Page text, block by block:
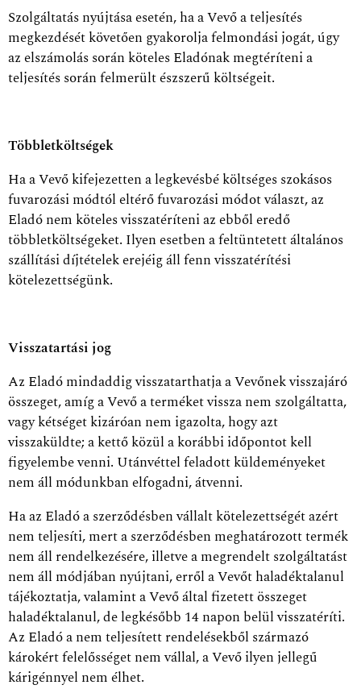
Szolgáltatás nyújtása esetén, ha a Vevő a teljesítés
megkezdését követően gyakorolja felmondási jogát, úgy
az elszámolás során köteles Eladónak megtéríteni a
teljesítés során felmerült észszerű költségeit.
Többletköltségek
Ha a Vevő kifejezetten a legkevésbé költséges szokásos
fuvarozási módtól eltérő fuvarozási módot választ, az
Eladó nem köteles visszatéríteni az ebből eredő
többletköltségeket. Ilyen esetben a feltüntetett általános
szállítási díjtételek erejéig áll fenn visszatérítési
kötelezettségünk.
Visszatartási jog
Az Eladó mindaddig visszatarthatja a Vevőnek visszajáró
összeget, amíg a Vevő a terméket vissza nem szolgáltatta,
vagy kétséget kizáróan nem igazolta, hogy azt
visszaküldte; a kettő közül a korábbi időpontot kell
figyelembe venni. Utánvéttel feladott küldeményeket
nem áll módunkban elfogadni, átvenni.
Ha az Eladó a szerződésben vállalt kötelezettségét azért
nem teljesíti, mert a szerződésben meghatározott termék
nem áll rendelkezésére, illetve a megrendelt szolgáltatást
nem áll módjában nyújtani, erről a Vevőt haladéktalanul
tájékoztatja, valamint a Vevő által fizetett összeget
haladéktalanul, de legkésőbb 14 napon belül visszatéríti.
Az Eladó a nem teljesített rendelésekből származó
károkért felelősséget nem vállal, a Vevő ilyen jellegű
kárigénnyel nem élhet.